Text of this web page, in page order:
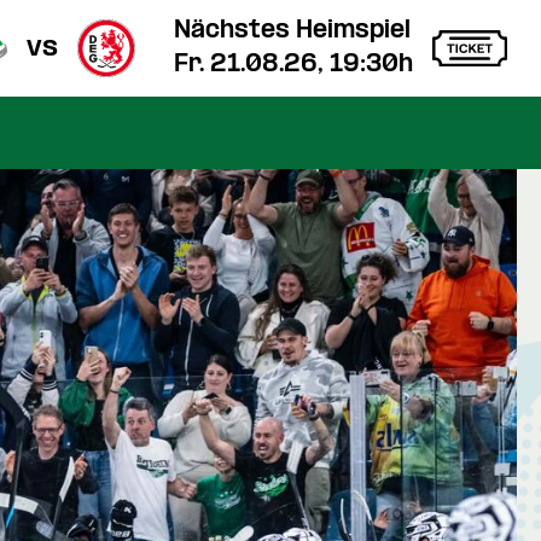
vs
Nächstes Heimspiel
Fr. 21.08.26, 19:30h